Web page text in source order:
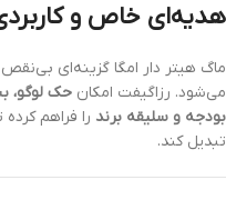
هدیه‌ای خاص و
ماگ هیتر دار امگا گزینه‌ای بی‌نقص
می‌شود. رزاگیفت امکان حک لوگو،
بودجه و سلیقه برند را فراهم
تبدیل کند.